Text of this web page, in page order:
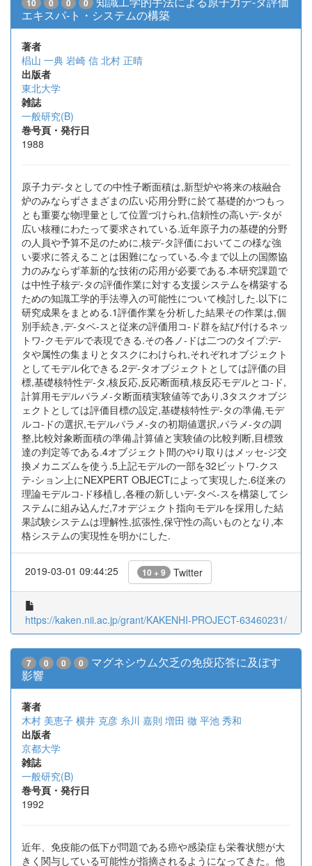
10 0 0 0
エキスパ-ト・システムの構築
著者
椙山 一典 岩崎 信 北村 正晴
出版者
東北大学
雑誌
一般研究(B)
巻号頁・発行日
1988
原子力デ-タとしての中性子断面積は,新型炉や将来の核融合
炉のみならずさまざまの広い応用分野に於て基礎的かつもっ
とも重要な物理量として位置づけられ,信頼性の高いデ-タが
広い核種にわたって要求されている.近年原子力の基礎的分野
の人員や予算不足のために,核デ-タ評価においてこの様な強
い要求に答えることは困難になっている.今まで以上の国際協
力のみならず革新的な技術の応用が必要である.本研究課題で
は中性子核デ-タの評価作業に対する支援システムを構築する
ための知識工学的手法導入の可能性について検討した.以下に
研究成果をまとめる.1評価作業を分析した結果その作業は,個
別手続き,デ-タベ-スと従来の評価用コ-ド群を結び付けるネッ
トワ-クモデルで表現できる.その各ノ-ドは二つのタイプ:デ-
タや属性の集まりとタスクにわけられ,それぞれオブジェクト
としてモデル化できる.2デ-タオブジェクトとしては評価の目
標,基礎核特性デ-タ,核反応,反応断面積,核反応モデルとコ-ド,
計算用モデルパラメ-タ断面積実験値等であり,3タスクオブジ
ェクトとしては評価目標の設定,基礎核特性デ-タの準備,モデ
ルコ-ドの選択,モデルパラメ-タの初期値選択,パラメ-タの調
整,比較対象断面積の準備,計算値と実験値の比較判断,目標致
達の判定等である.4オブジェクト間のやり取りはメッセ-ジ交
換メカニズムを使う.5上記モデルの一部を32ビットワ-クス
テ-ション上にNEXPERT OBJECTによって実現した.6従来の
理論モデルコ-ド移植し,各種の新しいデ-タベ-スを構築してシ
ステムに組み込んだ,7オデジェクト指向モデルを採用した結
果試験システムは理解性,拡張性,保守性の高いものとなり,本
格システムの実現性を明かにした.
2019-03-01 09:44:25 10 + 9 Twitter
https://kaken.nii.ac.jp/grant/KAKENHI-PROJECT-63460231/
7 0 0 0
マグネシウム欠乏の免疫応答に及ぼす
影響
著者
木村 美恵子 横井 克彦 糸川 嘉則 増田 徹 平池 秀和
出版者
京都大学
雑誌
一般研究(B)
巻号頁・発行日
1992
近年、免疫能の低下が問題である癌や感染症も栄養状態が大
きく関与している可能性が指摘されるようになってきた。他